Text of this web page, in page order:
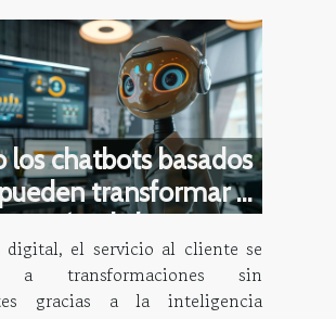
los chatbots basados
transformar la
al cliente
digital, el servicio al cliente se
a transformaciones sin
gracias a la inteligencia